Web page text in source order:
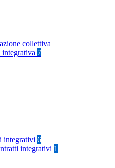
collettiva
7
integrativi 6
integrativi 1